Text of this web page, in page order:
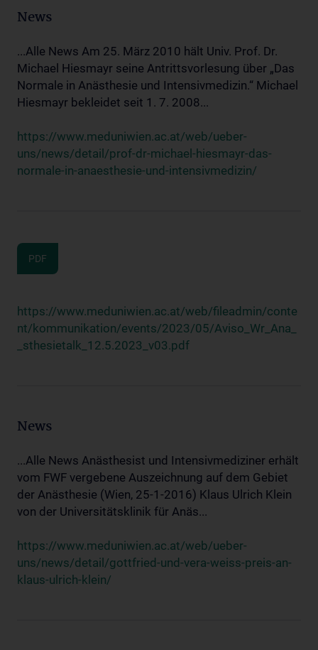
News
...Alle News Am 25. März 2010 hält Univ. Prof. Dr.
Michael Hiesmayr seine Antrittsvorlesung über „Das
Normale in Anästhesie und Intensivmedizin.“ Michael
Hiesmayr bekleidet seit 1. 7. 2008...
https://www.meduniwien.ac.at/web/ueber-
uns/news/detail/prof-dr-michael-hiesmayr-das-
normale-in-anaesthesie-und-intensivmedizin/
PDF
https://www.meduniwien.ac.at/web/fileadmin/conte
nt/kommunikation/events/2023/05/Aviso_Wr_Ana_
_sthesietalk_12.5.2023_v03.pdf
News
...Alle News Anästhesist und Intensivmediziner erhält
vom FWF vergebene Auszeichnung auf dem Gebiet
der Anästhesie (Wien, 25-1-2016) Klaus Ulrich Klein
von der Universitätsklinik für Anäs...
https://www.meduniwien.ac.at/web/ueber-
uns/news/detail/gottfried-und-vera-weiss-preis-an-
klaus-ulrich-klein/